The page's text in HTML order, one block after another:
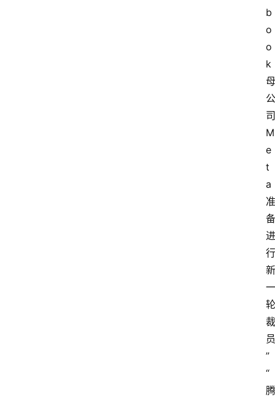
b
o
o
k
母
公
司
M
e
t
a
准
备
进
行
新
一
轮
裁
员
”
“
腾